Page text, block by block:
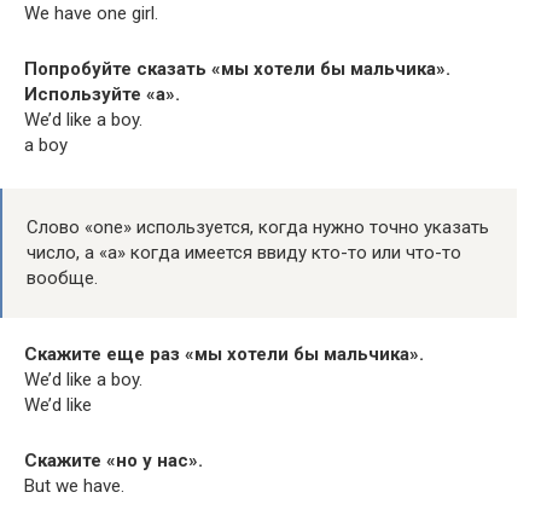
We have one girl.
Попробуйте сказать «мы хотели бы мальчика».
Используйте «а».
We’d like a boy.
a boy
Слово «one» используется, когда нужно точно указать
число, а «а» когда имеется ввиду кто-то или что-то
вообще.
Скажите еще раз «мы хотели бы мальчика».
We’d like a boy.
We’d like
Скажите «но у нас».
But we have.